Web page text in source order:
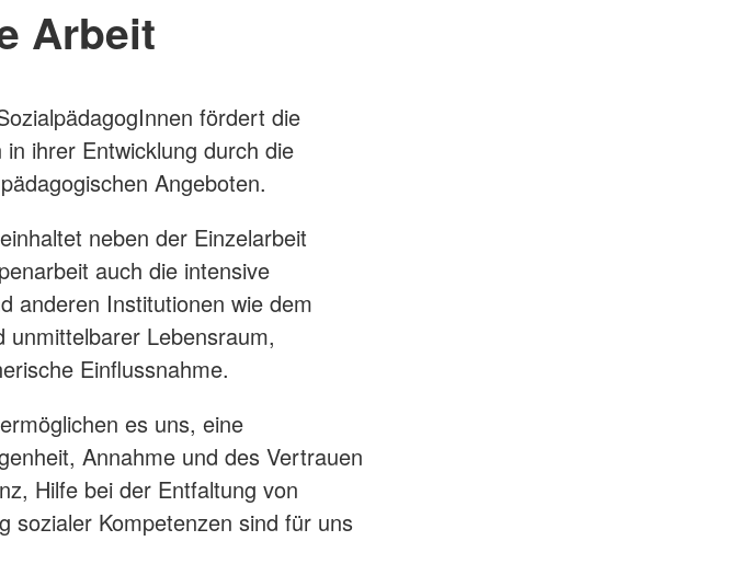
Arbeit
fördert die
ihrer Entwicklung durch die
Angeboten.
neben der Einzelarbeit
auch die intensive
anderen Institutionen wie dem
unmittelbarer Lebensraum,
Einflussnahme.
es uns, eine
Annahme und des Vertrauen
Hilfe bei der Entfaltung von
sozialer Kompetenzen sind für uns